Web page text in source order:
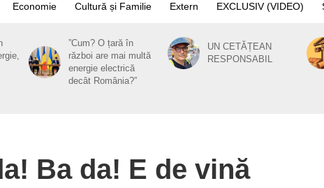
Economie Cultură și Familie Extern EXCLUSIV (VIDEO)
”Cum? O țară în
război are mai multă
energie electrică
decât România?”
UN CETĂȚEAN
RESPONSABIL
Ba da! E de vină